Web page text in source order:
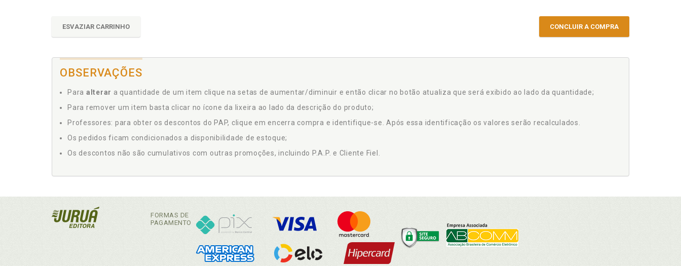
ESVAZIAR CARRINHO CONCLUIR A COMPRA
OBSERVAÇÕES
Para alterar a quantidade de um item clique na setas de aumentar/diminuir e então clicar no botão atualiza que será exibido ao lado da quantidade;
Para remover um item basta clicar no ícone da lixeira ao lado da descrição do produto;
Professores: para obter os descontos do PAP, clique em encerra compra e identifique-se. Após essa identificação os valores serão recalculados.
Os pedidos ficam condicionados a disponibilidade de estoque;
Os descontos não são cumulativos com outras promoções, incluindo P.A.P. e Cliente Fiel.
FORMAS DE
PAGAMENTO